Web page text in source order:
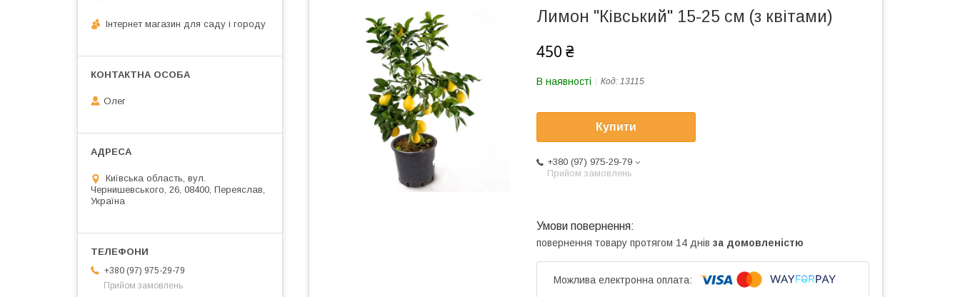
Лимон "Ківський" 15-25 см (з квітами)
450 ₴
В наявності Код: 13115
Купити
+380 (97) 975-29-79
Прийом замовлень
повернення товару протягом 14 днів за домовленістю
Інтернет магазин для саду і городу
Олег
Київська область, вул.
Чернишевського, 26, 08400, Переяслав,
Україна
+380 (97) 975-29-79
Прийом замовлень